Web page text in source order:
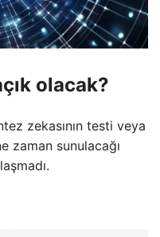
olacak?
zekasının testi veya
zaman sunulacağı